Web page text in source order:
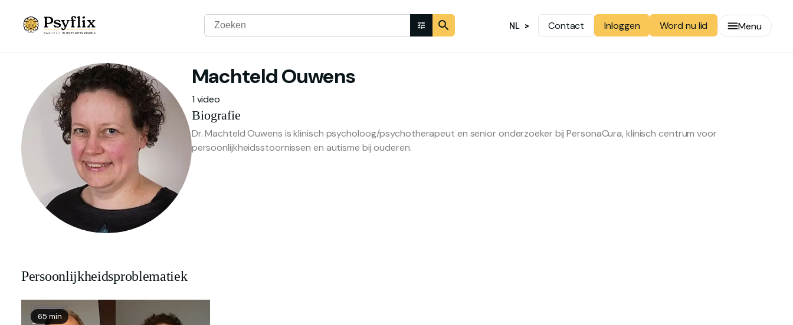
NL Contact Inloggen Word nu lid Menu
MachteldOuwens
1 video
Biografie
Dr. Machteld Ouwens is klinisch psycholoog/psychotherapeut en senior onderzoeker bij PersonaCura, klinisch centrum voor
persoonlijkheidsstoornissen en autisme bij ouderen.
Persoonlijkheidsproblematiek
65 min